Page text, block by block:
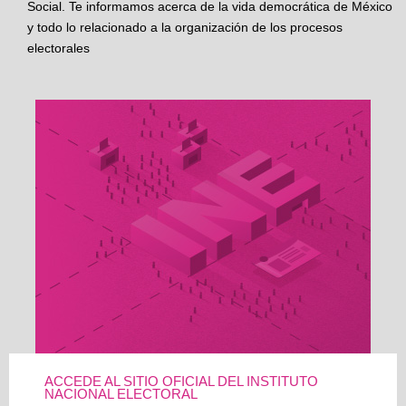
Social. Te informamos acerca de la vida democrática de México
y todo lo relacionado a la organización de los procesos
electorales
ACCEDE AL SITIO OFICIAL DEL INSTITUTO
NACIONAL ELECTORAL